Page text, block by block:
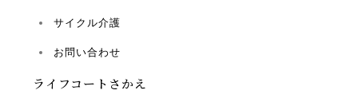
サイクル介護
お問い合わせ
ライフコートさかえ